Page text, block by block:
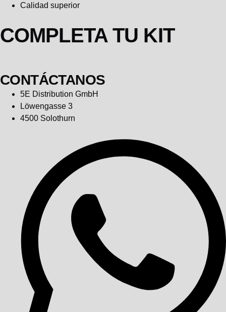
Calidad superior
COMPLETA TU KIT
CONTÁCTANOS
5E Distribution GmbH
Löwengasse 3
4500 Solothurn